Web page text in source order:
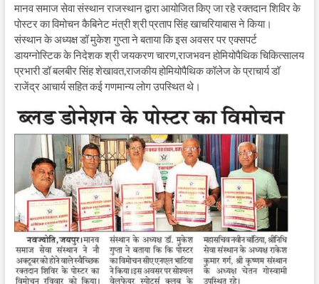
मानव समाज सेवा संस्थान राजस्थान द्वारा आयोजित किए जा रहे रक्तदान शिविर के
पोस्टर का विमोचन कैबिनेट मंत्री श्री प्रताप सिंह खाचरियाबास ने किया।
संस्थान के अध्यक्ष डॉ मुकेश गुप्ता ने बताया कि इस अवसर पर एक्सपर्ट
डायग्नोस्टिक के निदेशक श्री जयकरण चारण,राजभवन होमियोपैथिक चिकित्सालय
प्रभारी डॉ बलबीर सिंह शेखावत,राजकीय होमियोपैथिक कॉलेज के प्राचार्य डॉ
राजेंद्र आचार्य सहित कई गणमान्य लोग उपस्थित थे।